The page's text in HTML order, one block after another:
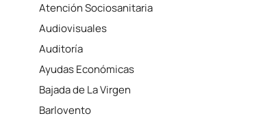
Atención Sociosanitaria
Audiovisuales
Auditoría
Ayudas Económicas
Bajada de La Virgen
Barlovento